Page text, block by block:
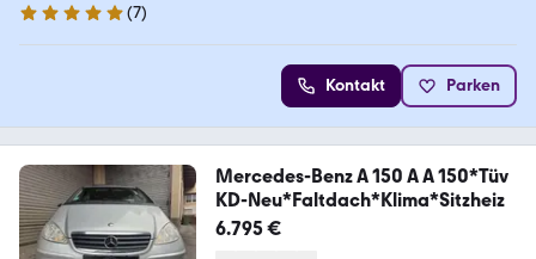
5 Sterne
(7)
Kontakt Parken
Mercedes-Benz A 150 A A 150*Tüv
KD-Neu*Faltdach*Klima*Sitzheiz
6.795 €